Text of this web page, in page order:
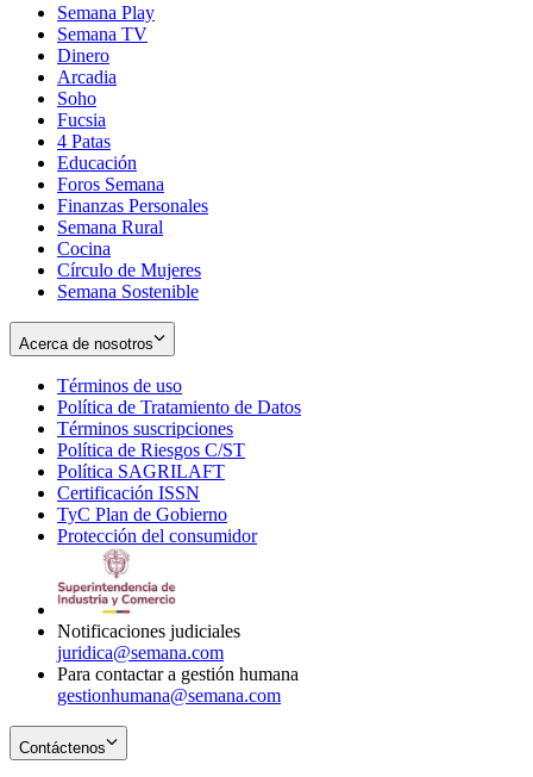
Semana Play
Semana TV
Dinero
Arcadia
Soho
in
new
window
Fucsia
in
new
window
4 Patas
Educación
Foros Semana
Finanzas Personales
Semana Rural
Cocina
Círculo de Mujeres
Semana Sostenible
Acerca de nosotros
Términos de uso
in
new
window
Política de Tratamiento de Datos
Términos suscripciones
in
Política de Riesgos C/ST
Política SAGRILAFT
new
window
Certificación ISSN
in
new
TyC Plan de Gobierno
in
Protección del consumidorOpens
Notificaciones judiciales
juridica@semana.com
Para contactar a gestión humana
gestionhumana@semana.com
Contáctenos